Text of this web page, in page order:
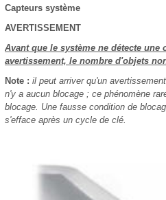
Capteurs système
AVERTISSEMENT
Avant que le système ne détecte une
avertissement, le nombre d'objets
Note : il peut arriver qu'un
n'y a aucun blocage ; ce phénomène
blocage. Une fausse condition de
s'efface après un cycle de clé.